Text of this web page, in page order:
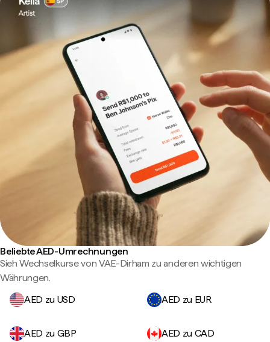
Beliebte AED-Umrechnungen
Sieh Wechselkurse von VAE-Dirham zu anderen wichtigen
Währungen.
AED zu USD
AED zu EUR
AED zu GBP AED zu CAD